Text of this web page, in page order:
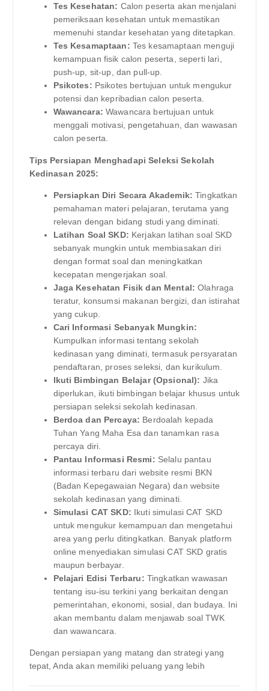
Tes Kesehatan: Calon peserta akan menjalani
pemeriksaan kesehatan untuk memastikan
memenuhi standar kesehatan yang ditetapkan.
Tes Kesamaptaan: Tes kesamaptaan menguji
kemampuan fisik calon peserta, seperti lari,
push-up, sit-up, dan pull-up.
Psikotes: Psikotes bertujuan untuk mengukur
potensi dan kepribadian calon peserta.
Wawancara: Wawancara bertujuan untuk
menggali motivasi, pengetahuan, dan wawasan
calon peserta.
Tips Persiapan Menghadapi Seleksi Sekolah
Kedinasan 2025:
Persiapkan Diri Secara Akademik: Tingkatkan
pemahaman materi pelajaran, terutama yang
relevan dengan bidang studi yang diminati.
Latihan Soal SKD: Kerjakan latihan soal SKD
sebanyak mungkin untuk membiasakan diri
dengan format soal dan meningkatkan
kecepatan mengerjakan soal.
Jaga Kesehatan Fisik dan Mental: Olahraga
teratur, konsumsi makanan bergizi, dan istirahat
yang cukup.
Cari Informasi Sebanyak Mungkin:
Kumpulkan informasi tentang sekolah
kedinasan yang diminati, termasuk persyaratan
pendaftaran, proses seleksi, dan kurikulum.
Ikuti Bimbingan Belajar (Opsional): Jika
diperlukan, ikuti bimbingan belajar khusus untuk
persiapan seleksi sekolah kedinasan.
Berdoa dan Percaya: Berdoalah kepada
Tuhan Yang Maha Esa dan tanamkan rasa
percaya diri.
Pantau Informasi Resmi: Selalu pantau
informasi terbaru dari website resmi BKN
(Badan Kepegawaian Negara) dan website
sekolah kedinasan yang diminati.
Simulasi CAT SKD: Ikuti simulasi CAT SKD
untuk mengukur kemampuan dan mengetahui
area yang perlu ditingkatkan. Banyak platform
online menyediakan simulasi CAT SKD gratis
maupun berbayar.
Pelajari Edisi Terbaru: Tingkatkan wawasan
tentang isu-isu terkini yang berkaitan dengan
pemerintahan, ekonomi, sosial, dan budaya. Ini
akan membantu dalam menjawab soal TWK
dan wawancara.
Dengan persiapan yang matang dan strategi yang
tepat, Anda akan memiliki peluang yang lebih